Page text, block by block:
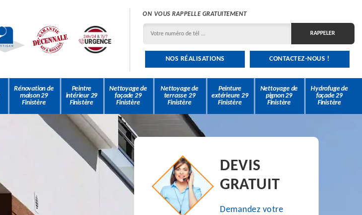
ON VOUS RAPPELLE GRATUITEMENT
NOS RÉALISATIONS CONTACTEZ-NOUS !
Rénovation de
maison 29
Finistère
Peintre
intérieur 29
Finistère
Nettoyage de
façade 29
Finistère
Nettoyage de
terrasse 29
Finistère
Peinture
extérieure 29
Finistère
Nettoyage de
pignon 29
Finistère
Hydrofuge de
façade 29
Finistère
DEVIS
GRATUIT
Demandez votre